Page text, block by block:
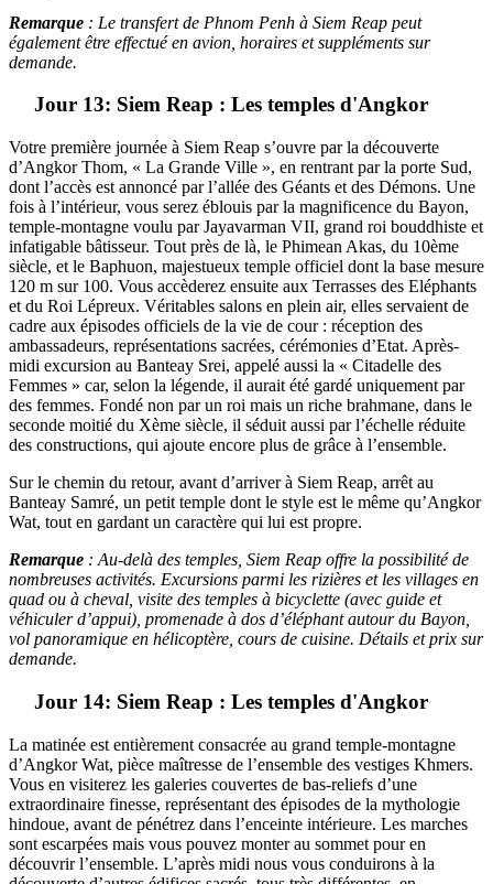
Remarque : Le transfert de Phnom Penh à Siem Reap peut
également être effectué en avion, horaires et suppléments sur
demande.
Jour 13: Siem Reap : Les temples d'Angkor
Votre première journée à Siem Reap s’ouvre par la découverte
d’Angkor Thom, « La Grande Ville », en rentrant par la porte Sud,
dont l’accès est annoncé par l’allée des Géants et des Démons. Une
fois à l’intérieur, vous serez éblouis par la magnificence du Bayon,
temple-montagne voulu par Jayavarman VII, grand roi bouddhiste et
infatigable bâtisseur. Tout près de là, le Phimean Akas, du 10ème
siècle, et le Baphuon, majestueux temple officiel dont la base mesure
120 m sur 100. Vous accèderez ensuite aux Terrasses des Eléphants
et du Roi Lépreux. Véritables salons en plein air, elles servaient de
cadre aux épisodes officiels de la vie de cour : réception des
ambassadeurs, représentations sacrées, cérémonies d’Etat. Après-
midi excursion au Banteay Srei, appelé aussi la « Citadelle des
Femmes » car, selon la légende, il aurait été gardé uniquement par
des femmes. Fondé non par un roi mais un riche brahmane, dans le
seconde moitié du Xème siècle, il séduit aussi par l’échelle réduite
des constructions, qui ajoute encore plus de grâce à l’ensemble.
Sur le chemin du retour, avant d’arriver à Siem Reap, arrêt au
Banteay Samré, un petit temple dont le style est le même qu’Angkor
Wat, tout en gardant un caractère qui lui est propre.
Remarque : Au-delà des temples, Siem Reap offre la possibilité de
nombreuses activités. Excursions parmi les rizières et les villages en
quad ou à cheval, visite des temples à bicyclette (avec guide et
véhiculer d’appui), promenade à dos d’éléphant autour du Bayon,
vol panoramique en hélicoptère, cours de cuisine. Détails et prix sur
demande.
Jour 14: Siem Reap : Les temples d'Angkor
La matinée est entièrement consacrée au grand temple-montagne
d’Angkor Wat, pièce maîtresse de l’ensemble des vestiges Khmers.
Vous en visiterez les galeries couvertes de bas-reliefs d’une
extraordinaire finesse, représentant des épisodes de la mythologie
hindoue, avant de pénétrez dans l’enceinte intérieure. Les marches
sont escarpées mais vous pouvez monter au sommet pour en
découvrir l’ensemble. L’après midi nous vous conduirons à la